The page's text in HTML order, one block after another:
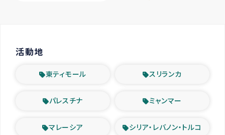
活動地
東ティモール スリランカ
パレスチナ ミャンマー
マレーシア シリア・レバノン・トルコ